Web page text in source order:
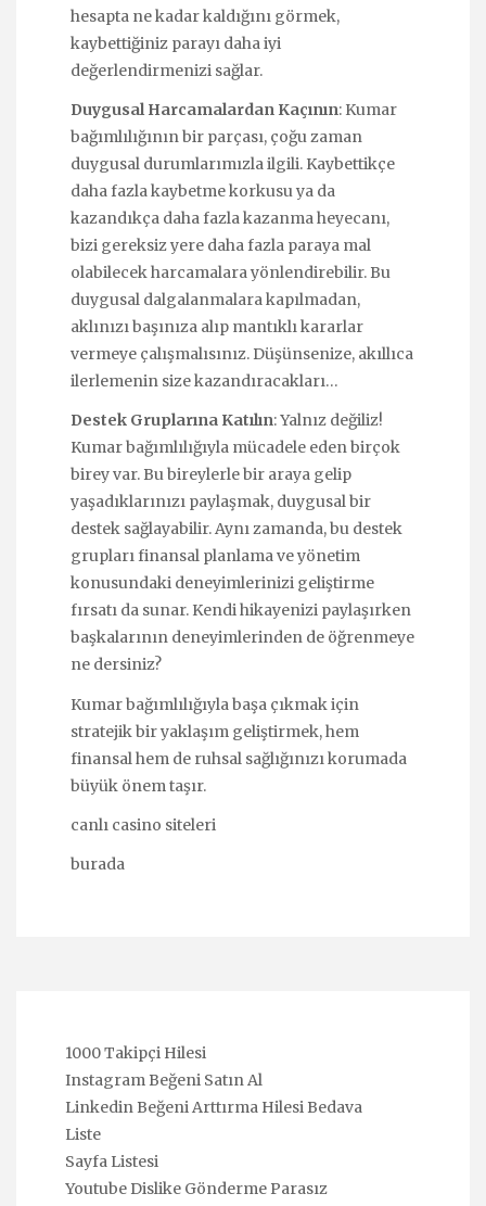
hesapta ne kadar kaldığını görmek,
kaybettiğiniz parayı daha iyi
değerlendirmenizi sağlar.
Duygusal Harcamalardan Kaçının: Kumar
bağımlılığının bir parçası, çoğu zaman
duygusal durumlarımızla ilgili. Kaybettikçe
daha fazla kaybetme korkusu ya da
kazandıkça daha fazla kazanma heyecanı,
bizi gereksiz yere daha fazla paraya mal
olabilecek harcamalara yönlendirebilir. Bu
duygusal dalgalanmalara kapılmadan,
aklınızı başınıza alıp mantıklı kararlar
vermeye çalışmalısınız. Düşünsenize, akıllıca
ilerlemenin size kazandıracakları…
Destek Gruplarına Katılın: Yalnız değiliz!
Kumar bağımlılığıyla mücadele eden birçok
birey var. Bu bireylerle bir araya gelip
yaşadıklarınızı paylaşmak, duygusal bir
destek sağlayabilir. Aynı zamanda, bu destek
grupları finansal planlama ve yönetim
konusundaki deneyimlerinizi geliştirme
fırsatı da sunar. Kendi hikayenizi paylaşırken
başkalarının deneyimlerinden de öğrenmeye
ne dersiniz?
Kumar bağımlılığıyla başa çıkmak için
stratejik bir yaklaşım geliştirmek, hem
finansal hem de ruhsal sağlığınızı korumada
büyük önem taşır.
canlı casino siteleri
burada
1000 Takipçi Hilesi
Instagram Beğeni Satın Al
Linkedin Beğeni Arttırma Hilesi Bedava
Liste
Sayfa Listesi
Youtube Dislike Gönderme Parasız